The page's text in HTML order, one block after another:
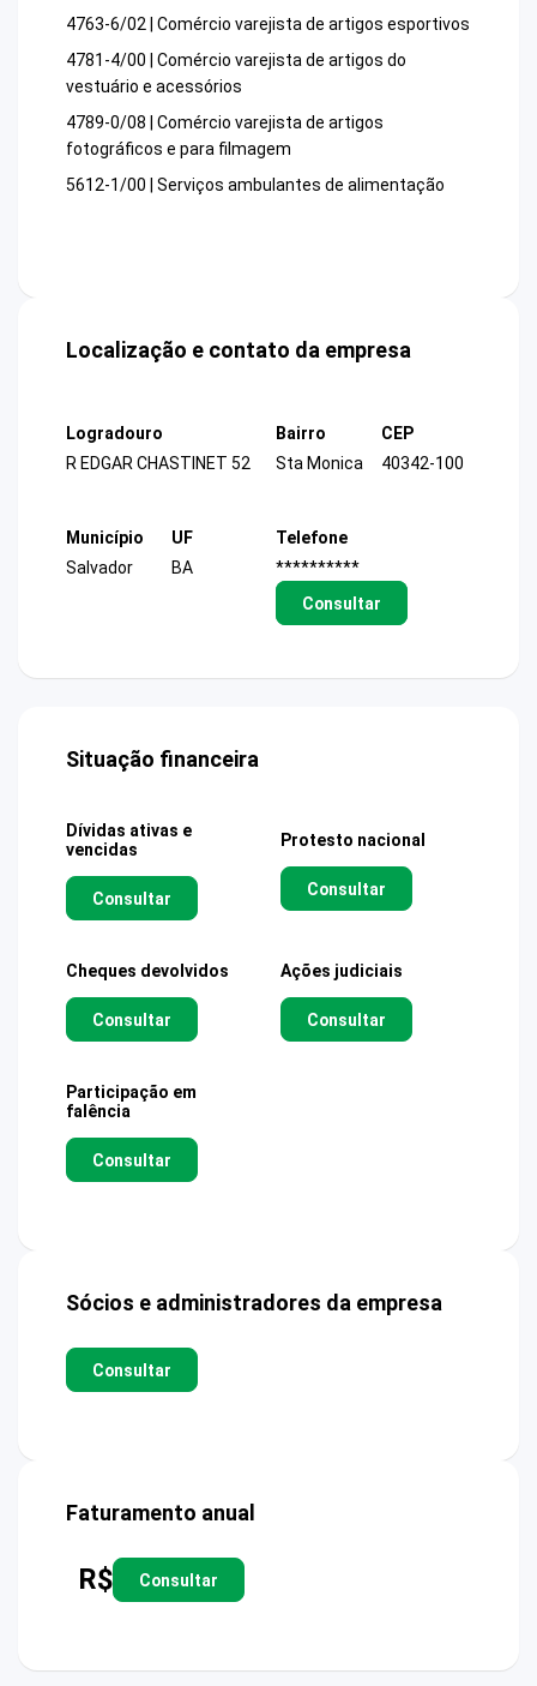
4763-6/02 | Comércio varejista de artigos esportivos
4781-4/00 | Comércio varejista de artigos do
vestuário e acessórios
4789-0/08 | Comércio varejista de artigos
fotográficos e para filmagem
5612-1/00 | Serviços ambulantes de alimentação
Localização e contato da empresa
Logradouro
R EDGAR CHASTINET 52
Bairro
Sta Monica
CEP
40342-100
Município
Salvador
UF
BA
Telefone
**********
Consultar
Situação financeira
Dívidas ativas e
vencidas
Consultar
Protesto nacional
Consultar
Cheques devolvidos
Consultar
Ações judiciais
Consultar
Participação em
falência
Consultar
Sócios e administradores da empresa
Consultar
Faturamento anual
R$ Consultar